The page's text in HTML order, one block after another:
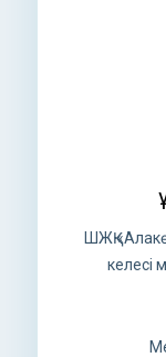
ШЖҚ
келесі